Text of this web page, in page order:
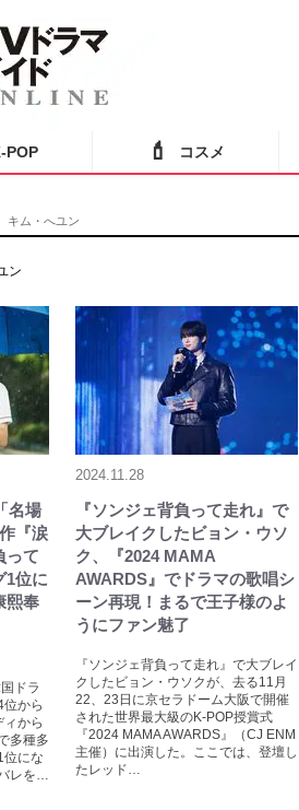
POP 💄 コスメ
キム・へユン
ン
名場
『涙
って
1位に
熙奉
ドラ
から
から
多種多
位にな
レを…
2024.11.28
『ソンジェ背負って走れ』で
大ブレイクしたビョン・ウソ
ク、『2024 MAMA
AWARDS』でドラマの歌唱シ
ーン再現！まるで王子様のよ
うにファン魅了
『ソンジェ背負って走れ』で大ブレイ
クしたビョン・ウソクが、去る11月
22、23日に京セラドーム大阪で開催
された世界最大級のK-POP授賞式
『2024 MAMA AWARDS』（CJ ENM
主催）に出演した。ここでは、登壇し
たレッド…